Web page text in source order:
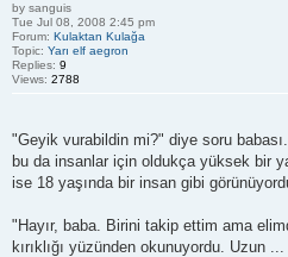
by sanguis
Tue Jul 08, 2008 2:45 pm
Forum: Kulaktan Kulağa
Topic: Yarı elf aegron
Replies: 9
Views: 2788
"Geyik vurabildin mi?" diye soru
bu da insanlar için oldukça yüksek bir
ise 18 yaşında bir insan gibi
"Hayır, baba. Birini takip ettim ama
kırıklığı yüzünden okunuyordu. Uzun ...